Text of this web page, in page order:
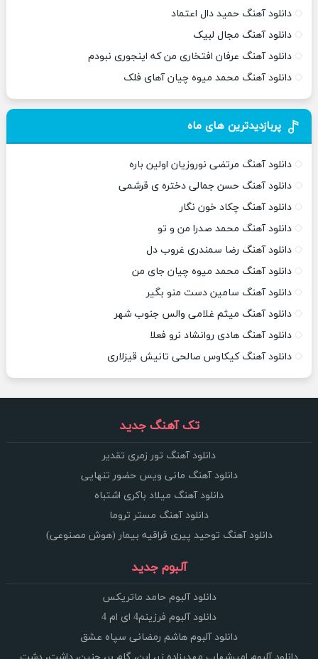
دانلود آهنگ حمید دال اعتماد
دانلود آهنگ مجال لبیک
دانلود آهنگ عرفان افتخاری من که اینجوری نبودم
دانلود آهنگ محمد میوه چیان آهای فلک
پربازدیدترین های ماه
دانلود آهنگ مرتضی نوروزیان اولین باره
دانلود آهنگ حسن جمالی دختره ی قرشمی
دانلود آهنگ چکاد خون نگار
دانلود آهنگ محمد صدرا من و تو
دانلود آهنگ رضا سمندری غروب دل
دانلود آهنگ محمد میوه چیان جای من
دانلود آهنگ سامین دست منو بگیر
دانلود آهنگ میثم غلامی والس جنوب شهر
دانلود آهنگ هادی روانشاد نرو فعلا
دانلود آهنگ کیکاوس صالحی تانیش قیزلاری
تک آهنگ جدید
دانلود آهنگ تور زمری تقدیر
دانلود آهنگ مانی ویس حضور تنهایی
دانلود آهنگ میلاد باکری اشتباه
دانلود آهنگ مستر تروما
دانلود آهنگ توحید پیری قراقیه بیمار (هوش مصنوعی)
آلبوم جدید
دانلود آلبوم حامد ماتریکس
دانلود آلبوم فرزینم4 ای ام 4
دانلود آلبوم هاشم رمضانی سپاه عشق